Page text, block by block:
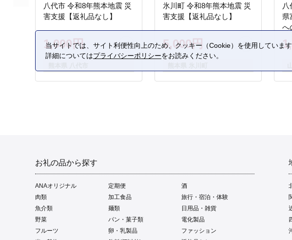
八代市 令和8年熊本地震 災
害支援【返礼品なし】
1,000円
氷川町 令和8年熊本地震 災
害支援【返礼品なし】
5,000円
県
へ
お礼の品から探す
ANAオリジナル 定期便
酒
肉類
加工食品
旅行・宿泊・体験
魚介類
麺類
日用品・雑貨
野菜
パン・菓子類
電化製品
フルーツ
卵・乳製品
ファッション
当サイトでは、サイト利便性向上のため、クッキー（Cookie）を使用していま
詳細についてはプライバシーポリシーをお読みください。